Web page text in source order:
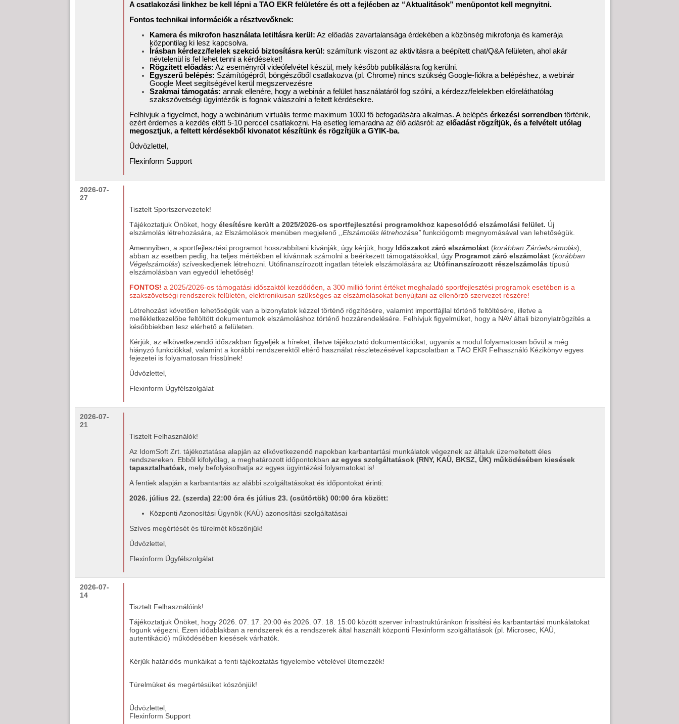
A csatlakozási linkhez be kell lépni a TAO EKR felületére és ott a fejlécben az “Aktualitások” menüpontot kell megnyitni.
Fontos technikai információk a résztvevőknek:
Kamera és mikrofon használata letiltásra kerül: Az előadás zavartalansága érdekében a közönség mikrofonja és kamerája
központilag ki lesz kapcsolva.
Írásban kérdezz/felelek szekció biztosításra kerül: számítunk viszont az aktivitásra a beépített chat/Q&A felületen, ahol akár
névtelenül is fel lehet tenni a kérdéseket!
Rögzített előadás: Az eseményről videófelvétel készül, mely később publikálásra fog kerülni.
Egyszerű belépés: Számítógépről, böngészőből csatlakozva (pl. Chrome) nincs szükség Google-fiókra a belépéshez, a webinár
Google Meet segítségével kerül megszervezésre
Szakmai támogatás: annak ellenére, hogy a webinár a felület használatáról fog szólni, a kérdezz/felelekben előreláthatólag
szakszövetségi ügyintézők is fognak válaszolni a feltett kérdésekre.
Felhívjuk a figyelmet, hogy a webinárium virtuális terme maximum 1000 fő befogadására alkalmas. A belépés érkezési sorrendben történik,
ezért érdemes a kezdés előtt 5-10 perccel csatlakozni. Ha esetleg lemaradna az élő adásról: az előadást rögzítjük, és a felvételt utólag
megosztjuk, a feltett kérdésekből kivonatot készítünk és rögzítjük a GYIK-ba.
Üdvözlettel,
Flexinform Support
2026-07-
27
Tisztelt Sportszervezetek!
Tájékoztatjuk Önöket, hogy élesítésre került a 2025/2026-os sportfejlesztési programokhoz kapcsolódó elszámolási felület. Új
elszámolás létrehozására, az Elszámolások menüben megjelenő ,,Elszámolás létrehozása” funkciógomb megnyomásával van lehetőségük.
Amennyiben, a sportfejlesztési programot hosszabbítani kívánják, úgy kérjük, hogy Időszakot záró elszámolást (korábban Záróelszámolás),
abban az esetben pedig, ha teljes mértékben el kívánnak számolni a beérkezett támogatásokkal, úgy Programot záró elszámolást (korábban
Végelszámolás) szíveskedjenek létrehozni. Utófinanszírozott ingatlan tételek elszámolására az Utófinanszírozott részelszámolás típusú
elszámolásban van egyedül lehetőség!
FONTOS! a 2025/2026-os támogatási időszaktól kezdődően, a 300 millió forint értéket meghaladó sportfejlesztési programok esetében is a
szakszövetségi rendszerek felületén, elektronikusan szükséges az elszámolásokat benyújtani az ellenőrző szervezet részére!
Létrehozást követően lehetőségük van a bizonylatok kézzel történő rögzítésére, valamint importfájllal történő feltöltésére, illetve a
mellékletkezelőbe feltöltött dokumentumok elszámoláshoz történő hozzárendelésére. Felhívjuk figyelmüket, hogy a NAV általi bizonylatrögzítés a
későbbiekben lesz elérhető a felületen.
Kérjük, az elkövetkezendő időszakban figyeljék a híreket, illetve tájékoztató dokumentációkat, ugyanis a modul folyamatosan bővül a még
hiányzó funkciókkal, valamint a korábbi rendszerektől eltérő használat részletezésével kapcsolatban a TAO EKR Felhasználó Kézikönyv egyes
fejezetei is folyamatosan frissülnek!
Üdvözlettel,
Flexinform Ügyfélszolgálat
2026-07-
21
Tisztelt Felhasználók!
Az IdomSoft Zrt. tájékoztatása alapján az elkövetkezendő napokban karbantartási munkálatok végeznek az általuk üzemeltetett éles
rendszereken. Ebből kifolyólag, a meghatározott időpontokban az egyes szolgáltatások (RNY, KAÜ, BKSZ, ÜK) működésében kiesések
tapasztalhatóak, mely befolyásolhatja az egyes ügyintézési folyamatokat is!
A fentiek alapján a karbantartás az alábbi szolgáltatásokat és időpontokat érinti:
2026. július 22. (szerda) 22:00 óra és július 23. (csütörtök) 00:00 óra között:
Központi Azonosítási Ügynök (KAÜ) azonosítási szolgáltatásai
Szíves megértését és türelmét köszönjük!
Üdvözlettel,
Flexinform Ügyfélszolgálat
2026-07-
14
Tisztelt Felhasználóink!
Tájékoztatjuk Önöket, hogy 2026. 07. 17. 20:00 és 2026. 07. 18. 15:00 között szerver infrastruktúránkon frissítési és karbantartási munkálatokat
fogunk végezni. Ezen időablakban a rendszerek és a rendszerek által használt központi Flexinform szolgáltatások (pl. Microsec, KAÜ,
autentikáció) működésében kiesések várhatók.
Kérjük határidős munkáikat a fenti tájékoztatás figyelembe vételével ütemezzék!
Türelmüket és megértésüket köszönjük!
Üdvözlettel,
Flexinform Support